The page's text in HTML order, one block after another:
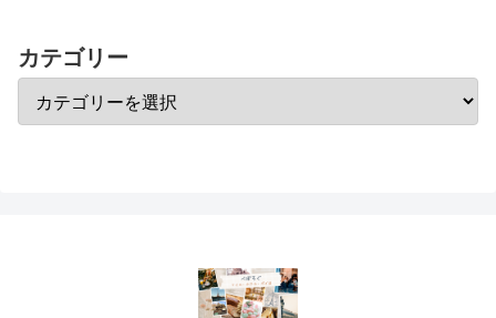
カテゴリー